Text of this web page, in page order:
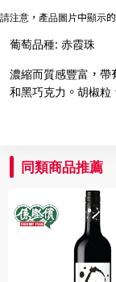
請注意，產品圖片中顯示
葡萄品種: 赤霞珠
濃縮而質感豐富，帶
和黑巧克力。胡椒粒
同類商品推薦